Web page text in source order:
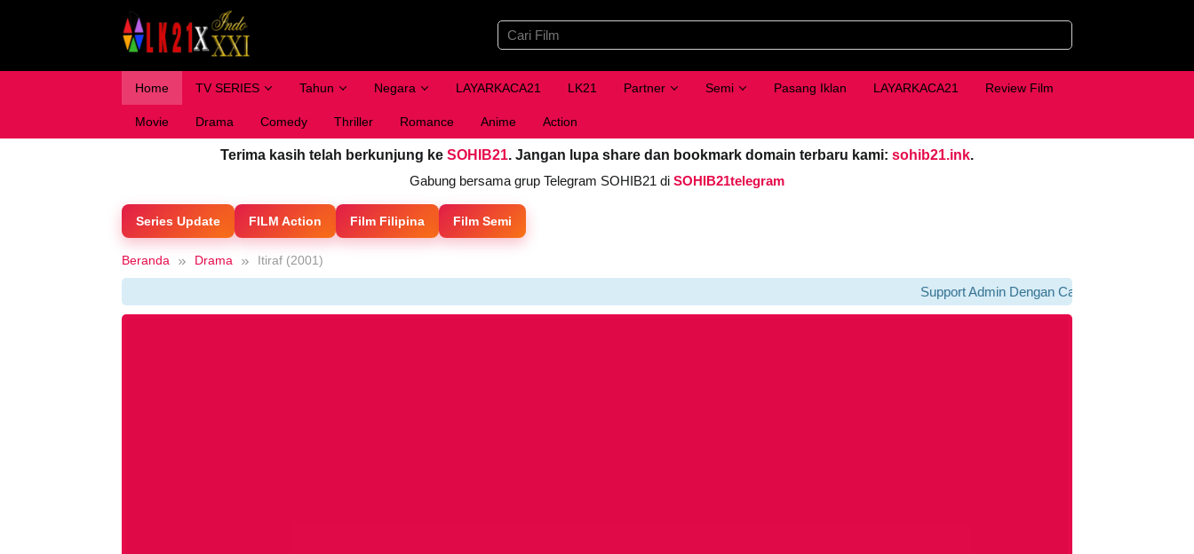
Home TV SERIES Tahun Negara LAYARKACA21 LK21 Partner Semi Pasang Iklan LAYARKACA21 Review Film
Movie Drama Comedy Thriller Romance Anime Action
Terima kasih telah berkunjung ke SOHIB21. Jangan lupa share dan bookmark domain terbaru kami: sohib21.ink.
Gabung bersama grup Telegram SOHIB21 di SOHIB21telegram
Series Update FILM Action Film Filipina Film Semi
Beranda Drama Itiraf (2001)
Support Admin Dengan Cara Klik iklan Di bawah